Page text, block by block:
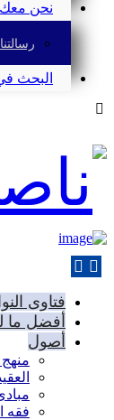
نحن معك
رسالتنا
البحث
فتاوى
أفضل ما
أصول
فقه